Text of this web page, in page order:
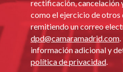
rectificación, cancelación
como el ejercicio de otros
remitiendo un correo
dpd@camaramadrid.com
información adicional y
política de privacidad